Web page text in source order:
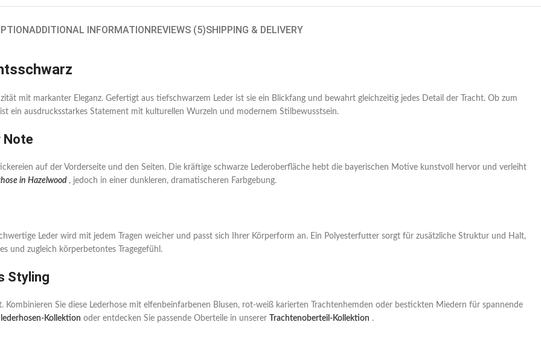
ADDITIONAL INFORMATION REVIEWS (5)SHIPPING & DELIVERY
mit markanter Eleganz. Gefertigt aus tiefschwarzem Leder ist sie ein Blickfang und bewahrt gleichzeitig jedes Detail der Tracht. Ob zum
ist ein ausdrucksstarkes Statement mit kulturellen Wurzeln und modernem Stilbewusstsein.
Note
auf der Vorderseite und den Seiten. Die kräftige schwarze Lederoberfläche hebt die bayerischen Motive kunstvoll hervor und verleiht
in Hazelwood , jedoch in einer dunkleren, dramatischeren Farbgebung.
Leder wird mit jedem Tragen weicher und passt sich Ihrer Körperform an. Ein Polyesterfutter sorgt für zusätzliche Struktur und Halt,
und zugleich körperbetontes Tragegefühl.
Styling
Kombinieren Sie diese Lederhose mit elfenbeinfarbenen Blusen, rot-weiß karierten Trachtenhemden oder bestickten Miedern für spannende
Kollektion oder entdecken Sie passende Oberteile in unserer Trachtenoberteil-Kollektion .